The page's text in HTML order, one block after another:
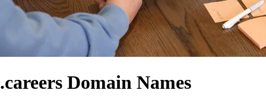
.careers Domain Names